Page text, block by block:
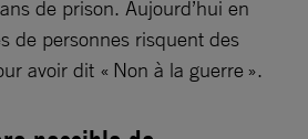
de prison. Aujourd’hui en
de personnes risquent des
avoir dit « Non à la guerre ».